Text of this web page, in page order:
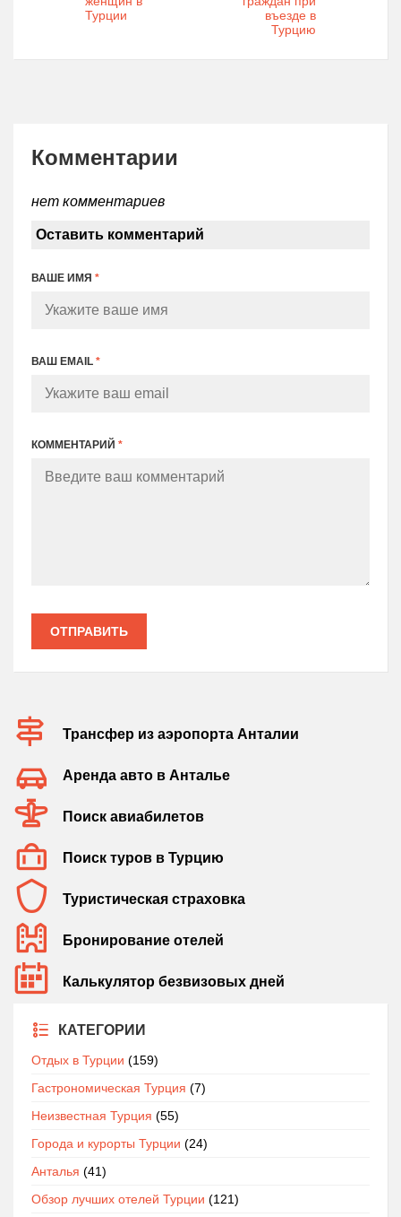
Турции
въезде в
Турцию
Комментарии
нет комментариев
Оставить комментарий
ВАШЕ ИМЯ *
ВАШ EMAIL *
КОММЕНТАРИЙ *
ОТПРАВИТЬ
Трансфер из аэропорта Анталии
Аренда авто в Анталье
Поиск авиабилетов
Поиск туров в Турцию
Туристическая страховка
Бронирование отелей
Калькулятор безвизовых дней
КАТЕГОРИИ
Отдых в Турции (159)
Гастрономическая Турция (7)
Неизвестная Турция (55)
Города и курорты Турции (24)
Анталья (41)
Обзор лучших отелей Турции (121)